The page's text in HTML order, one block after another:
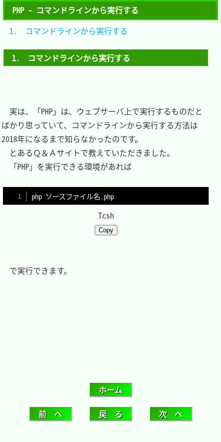
PHP - コマンドラインから実行する
1.　コマンドラインから実行する
実は、「PHP」は、ウェブサーバ上で実行するものだと
ばかり思っていて、コマンドラインから実行する方法は
2018年になるまで知らなかったのです。
とあるＱ＆Ａサイトで教えていただきました。
「PHP」を実行できる環境があれば
php ソースファイル名.php
Tcsh
Copy
で実行できます。